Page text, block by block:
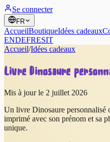
Se connecter
FR
AccueilBoutiqueIdées cadeaux
ENDEFRESIT
Accueil/Idées cadeaux
Livre Dinosaure
Mis à jour le 2 juillet 2026
Un livre Dinosaure
imprimé avec son prénom et sa
unique.